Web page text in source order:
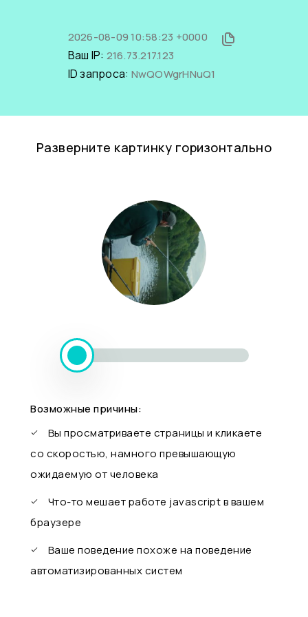
2026-08-09 10:58:23 +0000
Ваш IP: 216.73.217.123
ID запроса: NwQOWgrHNuQ1
Разверните картинку горизонтально
Возможные причины:
Вы просматриваете страницы и кликаете
со скоростью, намного превышающую
ожидаемую от человека
Что-то мешает работе javascript в вашем
браузере
Ваше поведение похоже на поведение
автоматизированных систем